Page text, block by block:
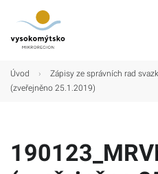
Úvod › Zápisy ze správních rad
(zveřejněno 25.1.2019)
Úvod
Mikroregion
Turistické cíle